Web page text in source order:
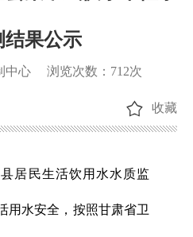
结果公示
中心 浏览次数： 712次
收藏
居民生活饮用水水质监
用水安全，按照甘肃省卫